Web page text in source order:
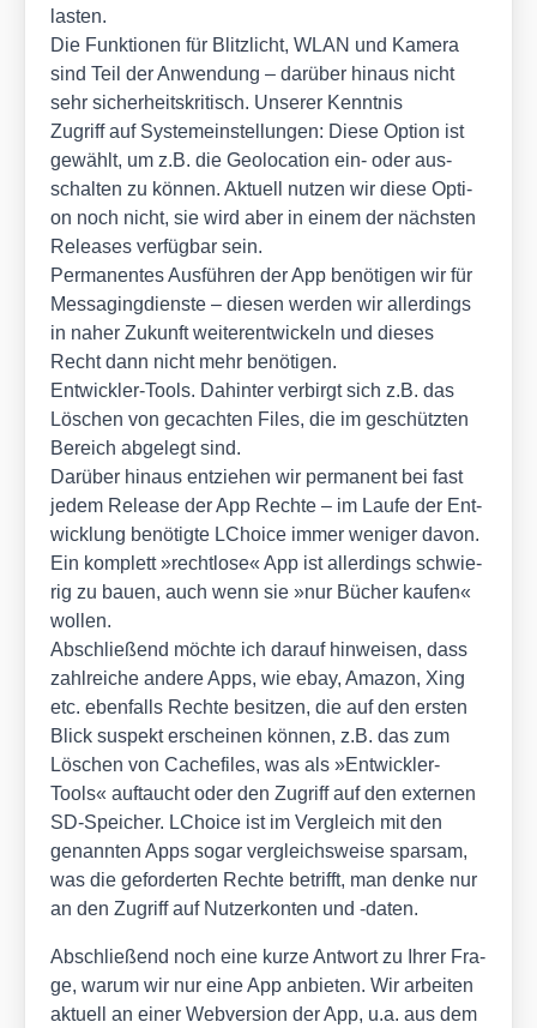
las­ten.
Die Funk­tio­nen für Blitz­licht, WLAN und Kame­ra
sind Teil der Anwen­dung – dar­über hin­aus nicht
sehr sicher­heits­kri­tisch. Unse­rer Kennt­nis
Zugriff auf Sys­tem­ein­stel­lun­gen: Die­se Opti­on ist
gewählt, um z.B. die Geo­lo­ca­ti­on ein- oder aus­
schal­ten zu kön­nen. Aktu­ell nut­zen wir die­se Opti­
on noch nicht, sie wird aber in einem der nächs­ten
Releases ver­füg­bar sein.
Per­ma­nen­tes Aus­füh­ren der App benö­ti­gen wir für
Mes­sa­ging­diens­te – die­sen wer­den wir aller­dings
in naher Zukunft wei­ter­ent­wi­ckeln und die­ses
Recht dann nicht mehr benö­ti­gen.
Ent­wick­ler-Tools. Dahin­ter ver­birgt sich z.B. das
Löschen von gecach­ten Files, die im geschütz­ten
Bereich abge­legt sind.
Dar­über hin­aus ent­zie­hen wir per­ma­nent bei fast
jedem Release der App Rech­te – im Lau­fe der Ent­
wick­lung benö­tig­te LChoice immer weni­ger davon.
Ein kom­plett »recht­lo­se« App ist aller­dings schwie­
rig zu bau­en, auch wenn sie »nur Bücher kau­fen«
wol­len.
Abschlie­ßend möch­te ich dar­auf hin­wei­sen, dass
zahl­rei­che ande­re Apps, wie ebay, Ama­zon, Xing
etc. eben­falls Rech­te besit­zen, die auf den ers­ten
Blick suspekt erschei­nen kön­nen, z.B. das zum
Löschen von Cache­files, was als »Ent­wick­ler-
Tools« auf­taucht oder den Zugriff auf den exter­nen
SD-Spei­cher. LChoice ist im Ver­gleich mit den
genann­ten Apps sogar ver­gleichs­wei­se spar­sam,
was die gefor­der­ten Rech­te betrifft, man den­ke nur
an den Zugriff auf Nut­zer­kon­ten und ‑daten.
Abschlie­ßend noch eine kur­ze Ant­wort zu Ihrer Fra­
ge, war­um wir nur eine App anbie­ten. Wir arbei­ten
aktu­ell an einer Web­ver­si­on der App, u.a. aus dem